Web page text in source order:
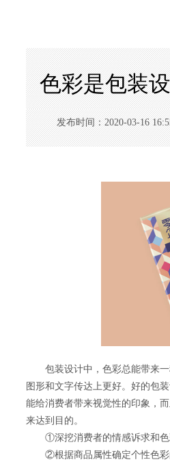
色彩是包装
发布时间：2020-03-16
包装设计中，色彩总能带来一
图形和文字传达上更好。好的包
能给消费者带来视觉性的印象，
来达到目的。
①深挖消费者的情感诉求和色
②根据商品属性确定个性色彩